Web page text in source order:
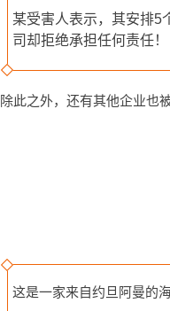
某受害人表示，其安排5
司却拒绝承担任何责任！
除此之外，还有其他企业也
这是一家来自约旦阿曼的